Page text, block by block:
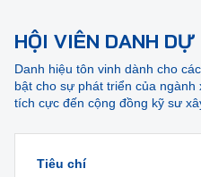
HỘI VIÊN DANH DỰ
Danh hiệu tôn vinh dành cho
bật cho sự phát triển của
tích cực đến cộng đồng kỹ sư
Tiêu chí